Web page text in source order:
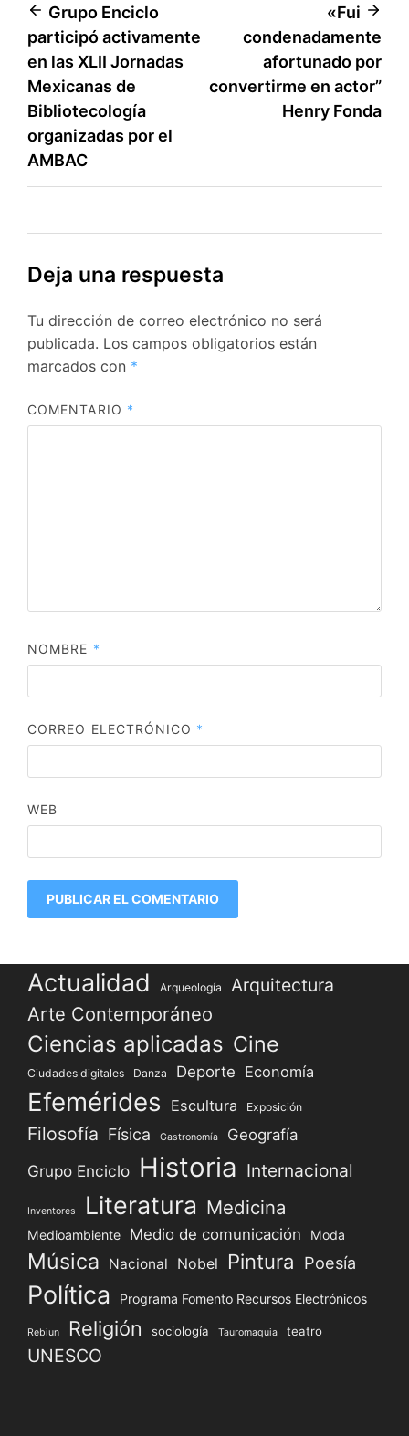
Navegación
de
entradas
Grupo Enciclo
participó activamente
en las XLII Jornadas
Mexicanas de
Bibliotecología
organizadas por el
AMBAC
«Fui
condenadamente
afortunado por
convertirme en actor”
Henry Fonda
Deja una respuesta
Tu dirección de correo electrónico no será
publicada. Los campos obligatorios están
marcados con *
COMENTARIO *
NOMBRE *
CORREO ELECTRÓNICO *
WEB
Actualidad Arqueología Arquitectura
Arte Contemporáneo
Ciencias aplicadas Cine
Ciudades digitales Danza Deporte Economía
Efemérides Escultura Exposición
Filosofía Física Gastronomía Geografía
Grupo Enciclo Historia Internacional
Inventores Literatura Medicina
Medioambiente Medio de comunicación Moda
Música Nacional Nobel Pintura Poesía
Política Programa Fomento Recursos Electrónicos
Rebiun Religión sociología Tauromaquia teatro
UNESCO